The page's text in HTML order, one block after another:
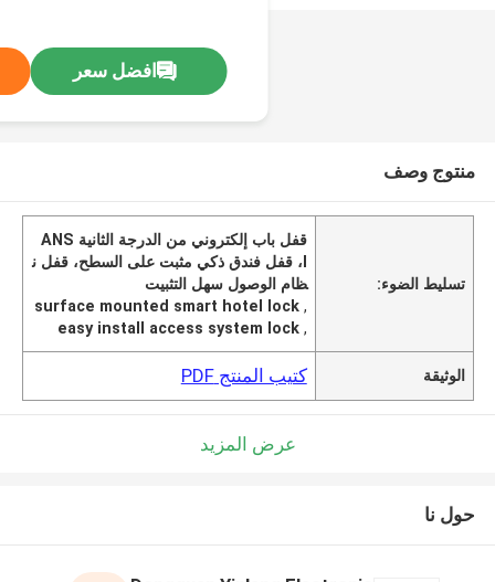
افضل سعر
منتوج وصف
تسليط الضوء:
قفل باب إلكتروني من الدرجة الثانية ANS
I، قفل فندق ذكي مثبت على السطح، قفل ن
ظام الوصول سهل التثبيت
,
surface mounted smart hotel lock
,
easy install access system lock
الوثيقة كتيب المنتج PDF
عرض المزيد
حول نا